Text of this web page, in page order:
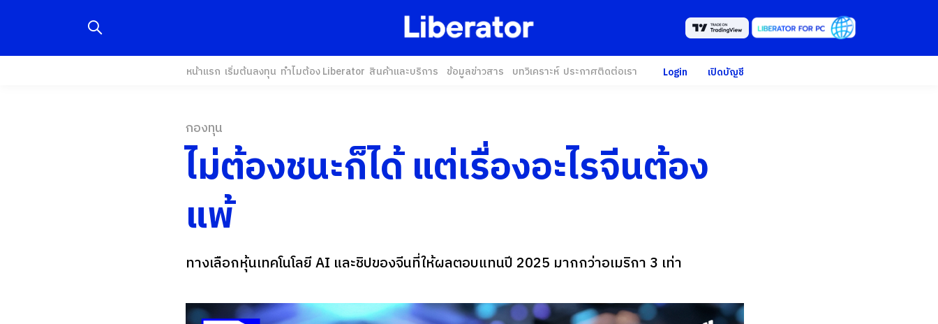
หน้าแรก เริ่มต้นลงทุน ทำไมต้อง Liberator สินค้าและบริการ ข้อมูลข่าวสาร บทวิเคราะห์ ประกาศติดต่อเรา Login เปิดบัญชี
กองทุน
ไม่ต้องชนะก็ได้ แต่เรื่องอะไรจีนต้อง
แพ้
ทางเลือกหุ้นเทคโนโลยี AI และชิปของจีนที่ให้ผลตอบแทนปี 2025 มากกว่าอเมริกา 3 เท่า